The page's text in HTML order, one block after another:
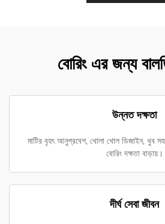
বোরিং এর জন্য
উন্নত দক্ষতা
মাটির বৃহৎ আনুপ্রবেশ, খোলা খোল ডিজাইন, খুব
বোরিং দক্ষতা বাড়ায়।
দীর্ঘ সেবা জীবন